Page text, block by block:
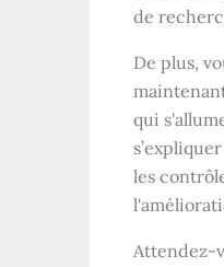
de
De plus,
qui
les
Attendez-